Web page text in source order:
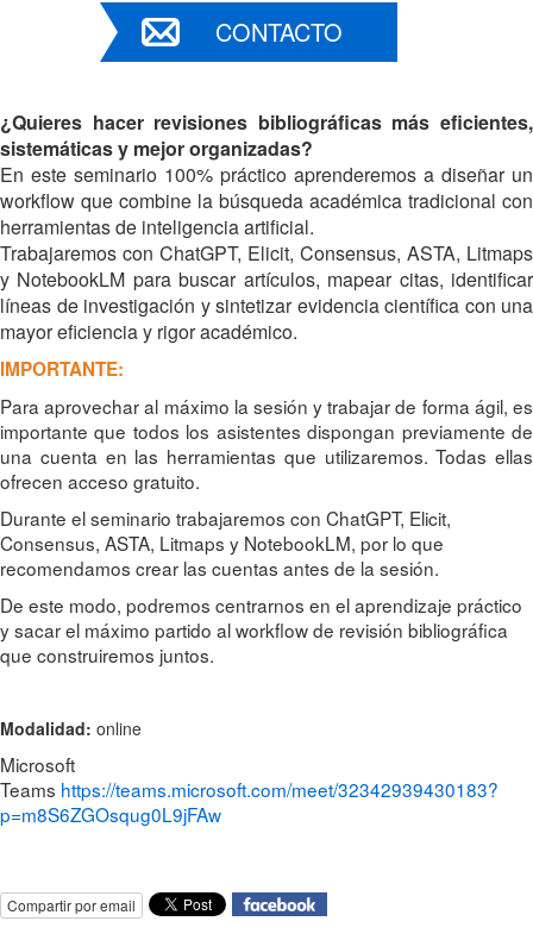
CONTACTO
¿Quieres hacer revisiones bibliográficas más eficientes,
sistemáticas y mejor organizadas?
En este seminario 100% práctico aprenderemos a diseñar un
workflow que combine la búsqueda académica tradicional con
herramientas de inteligencia artificial.
Trabajaremos con ChatGPT, Elicit, Consensus, ASTA, Litmaps
y NotebookLM para buscar artículos, mapear citas, identificar
líneas de investigación y sintetizar evidencia científica con una
mayor eficiencia y rigor académico.
IMPORTANTE:
Para aprovechar al máximo la sesión y trabajar de forma ágil, es
importante que todos los asistentes dispongan previamente de
una cuenta en las herramientas que utilizaremos. Todas ellas
ofrecen acceso gratuito.
Durante el seminario trabajaremos con ChatGPT, Elicit,
Consensus, ASTA, Litmaps y NotebookLM, por lo que
recomendamos crear las cuentas antes de la sesión.
De este modo, podremos centrarnos en el aprendizaje práctico
y sacar el máximo partido al workflow de revisión bibliográfica
que construiremos juntos.
Modalidad: online
Microsoft
Teams https://teams.microsoft.com/meet/32342939430183?
p=m8S6ZGOsqug0L9jFAw
Compartir por email